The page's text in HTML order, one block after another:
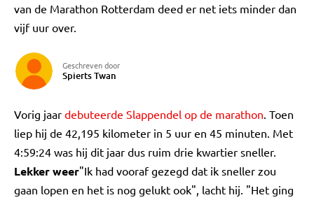
van de Marathon Rotterdam deed er net iets minder dan
vijf uur over.
Geschreven door
Spierts Twan
Vorig jaar debuteerde Slappendel op de marathon. Toen
liep hij de 42,195 kilometer in 5 uur en 45 minuten. Met
4:59:24 was hij dit jaar dus ruim drie kwartier sneller.
Lekker weer"Ik had vooraf gezegd dat ik sneller zou
gaan lopen en het is nog gelukt ook", lacht hij. "Het ging